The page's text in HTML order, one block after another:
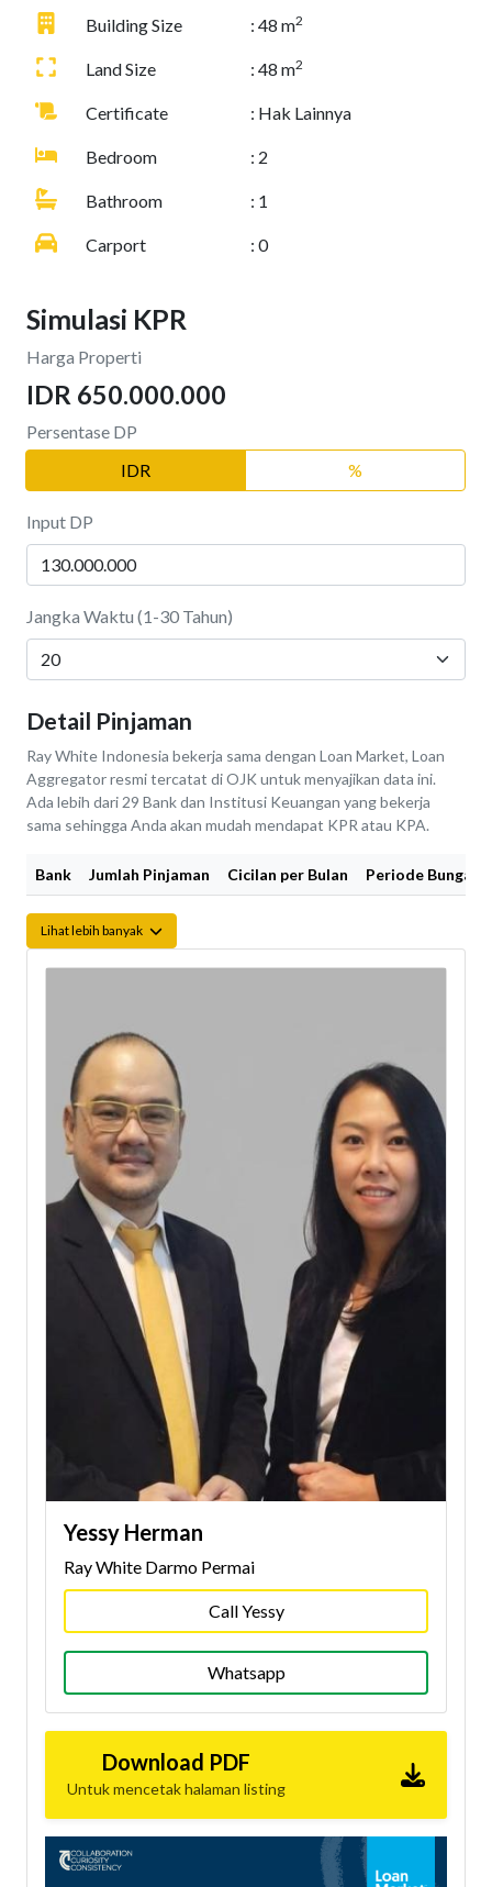
Yessy Herman
Ray White Darmo Permai
Call Yessy
Whatsapp
Download PDF
Untuk mencetak halaman listing
Building Size : 48 m2
Land Size : 48 m2
Certificate : Hak Lainnya
Bedroom : 2
Bathroom : 1
Carport : 0
Simulasi KPR
Harga Properti
IDR 650.000.000
Persentase DP
IDR
%
Input DP
Jangka Waktu (1-30 Tahun)
Detail Pinjaman
Ray White Indonesia bekerja sama dengan Loan Market, Loan
Aggregator resmi tercatat di OJK untuk menyajikan data ini.
Ada lebih dari 29 Bank dan Institusi Keuangan yang bekerja
sama sehingga Anda akan mudah mendapat KPR atau KPA.
Bank Jumlah Pinjaman Cicilan per Bulan Periode Bunga
Lihat lebih banyak